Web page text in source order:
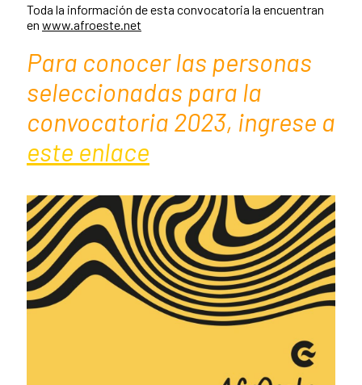
Toda la información de esta convocatoria la encuentran
en www.afroeste.net
Para conocer las personas
seleccionadas para la
convocatoria 2023, ingrese a
este enlace